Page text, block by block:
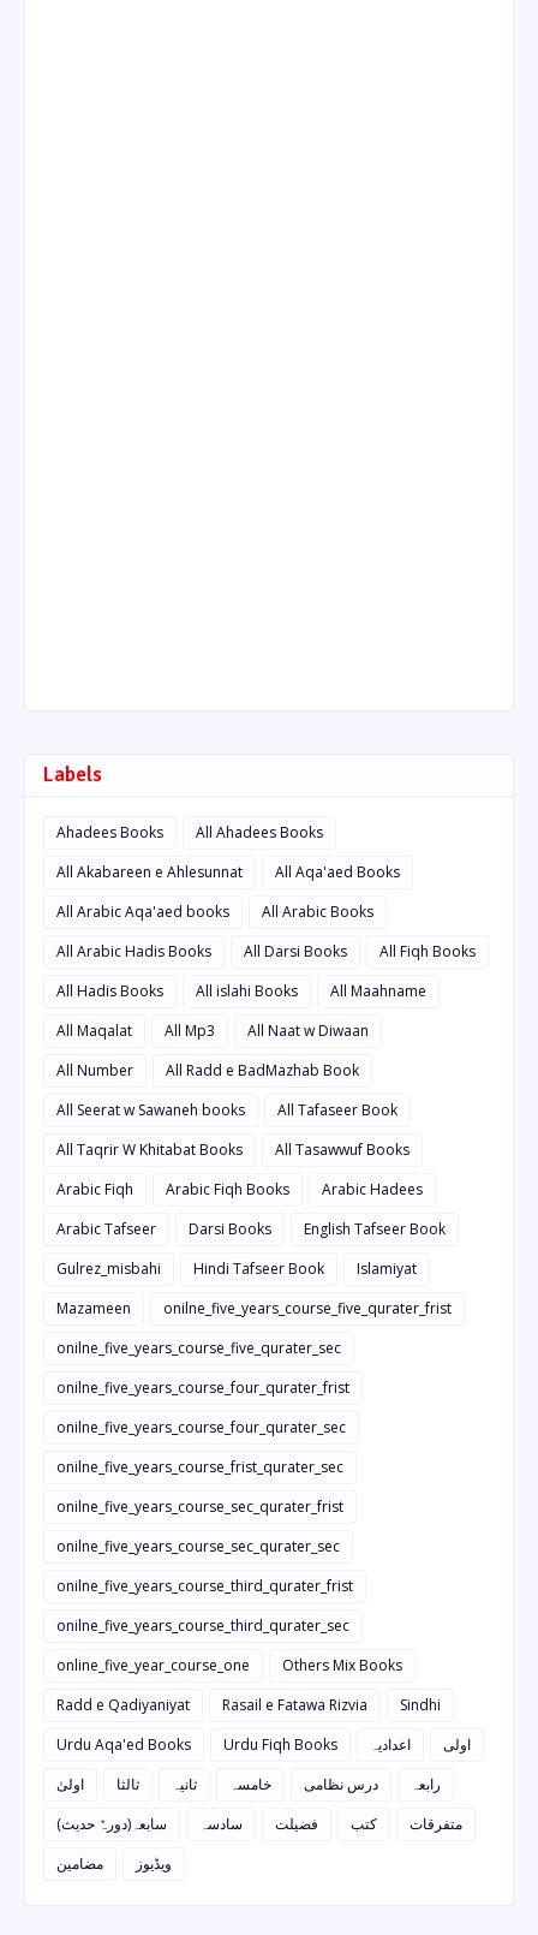
Labels
Ahadees Books
All Ahadees Books
All Akabareen e Ahlesunnat
All Aqa'aed Books
All Arabic Aqa'aed books
All Arabic Books
All Arabic Hadis Books
All Darsi Books
All Fiqh Books
All Hadis Books
All islahi Books
All Maahname
All Maqalat
All Mp3
All Naat w Diwaan
All Number
All Radd e BadMazhab Book
All Seerat w Sawaneh books
All Tafaseer Book
All Taqrir W Khitabat Books
All Tasawwuf Books
Arabic Fiqh
Arabic Fiqh Books
Arabic Hadees
Arabic Tafseer
Darsi Books
English Tafseer Book
Gulrez_misbahi
Hindi Tafseer Book
Islamiyat
Mazameen
onilne_five_years_course_five_qurater_frist
onilne_five_years_course_five_qurater_sec
onilne_five_years_course_four_qurater_frist
onilne_five_years_course_four_qurater_sec
onilne_five_years_course_frist_qurater_sec
onilne_five_years_course_sec_qurater_frist
onilne_five_years_course_sec_qurater_sec
onilne_five_years_course_third_qurater_frist
onilne_five_years_course_third_qurater_sec
online_five_year_course_one
Others Mix Books
Radd e Qadiyaniyat
Rasail e Fatawa Rizvia
Sindhi
Urdu Aqa'ed Books
Urdu Fiqh Books اعدادیہ
اولی
اولیٰ
ثالثا ثانیہ خامسہ درس نظامی
رابعہ
سابعہ(دورہٌ حدیث)
سادسہ فضیلت کتب
متفرقات
مضامین
ویڈیوز